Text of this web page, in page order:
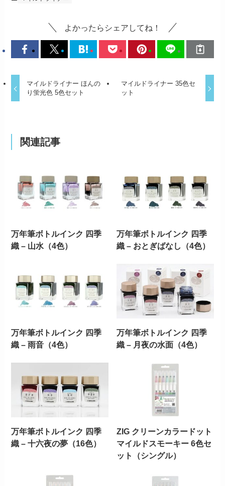
よかったらシェアしてね！
マイルドライナー ほんの
り蛍光色 5色セット
マイルドライナー 35色セ
ット
関連記事
万年筆ボトルインク 四季
織 – 山水（4色）
万年筆ボトルインク 四季
織 – おとぎばなし（4色）
万年筆ボトルインク 四季
織 – 雨音（4色）
万年筆ボトルインク 四季
織 – 月夜の水面（4色）
万年筆ボトルインク 四季
織 – 十六夜の夢（16色）
ZIG クリーンカラードット
マイルドスモーキー 6色セ
ット（シングル）